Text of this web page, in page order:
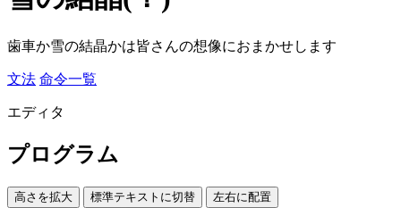
歯車か雪の結晶かは皆さんの想像におまかせします
文法 命令一覧
エディタ
プログラム
高さを拡大 標準テキストに切替
左右に配置